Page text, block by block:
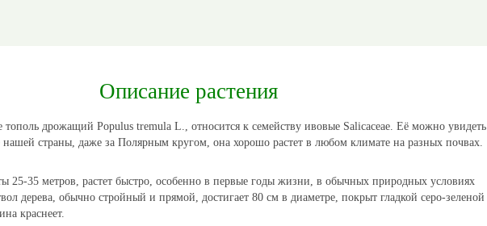
Описание растения
тополь дрожащий Populus tremula L., относится к семейству ивовые Salicaceae. Её можно увидеть
страны, даже за Полярным кругом, она хорошо растет в любом климате на разных почвах.
25-35 метров, растет быстро, особенно в первые годы жизни, в обычных природных условиях
дерева, обычно стройный и прямой, достигает 80 см в диаметре, покрыт гладкой серо-зеленой
краснеет.